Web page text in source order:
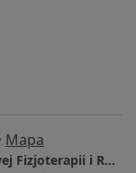
Mapa
OdnovaClinic - Centrum Kompleksowej Fizjoterapii i Rehabilitacji